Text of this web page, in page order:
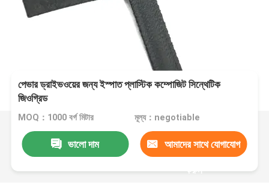
পেভার ড্রাইভওয়ের জন্য ইস্পাত প্লাস্টিক কম্পোজিট সিন্থেটিক
জিওগ্রিড
MOQ：1000 বর্গ মিটার মূল্য：negotiable
ভালো দাম আমাদের সাথে যোগাযোগ
করুন